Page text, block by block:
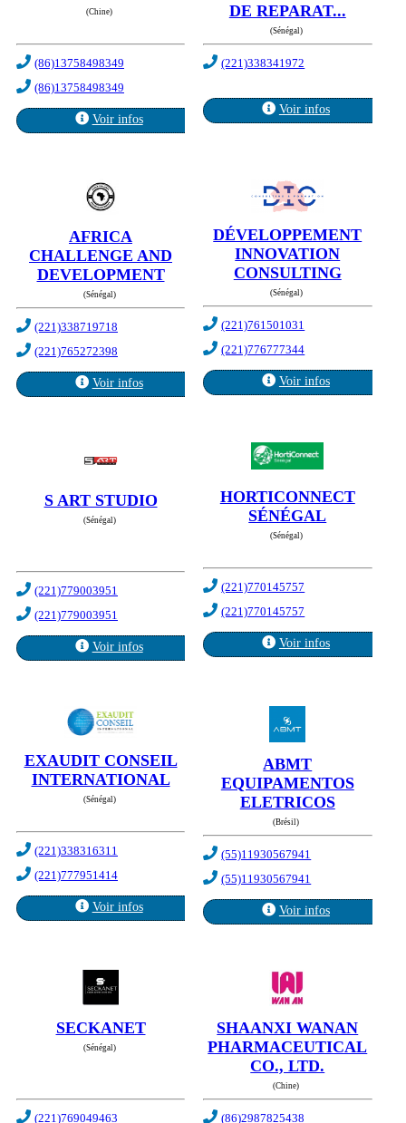
(Chine)
(86)13758498349
(86)13758498349
Voir infos
DE REPARAT...
(Sénégal)
(221)338341972
Voir infos
AFRICA
CHALLENGE AND
DEVELOPMENT
(Sénégal)
(221)338719718
(221)765272398
Voir infos
DÉVELOPPEMENT
INNOVATION
CONSULTING
(Sénégal)
(221)761501031
(221)776777344
Voir infos
S ART STUDIO
(Sénégal)
(221)779003951
(221)779003951
Voir infos
HORTICONNECT
SÉNÉGAL
(Sénégal)
(221)770145757
(221)770145757
Voir infos
EXAUDIT CONSEIL
INTERNATIONAL
(Sénégal)
(221)338316311
(221)777951414
Voir infos
ABMT
EQUIPAMENTOS
ELETRICOS
(Brésil)
(55)11930567941
(55)11930567941
Voir infos
SECKANET
(Sénégal)
(221)769049463
SHAANXI WANAN
PHARMACEUTICAL
CO., LTD.
(Chine)
(86)2987825438